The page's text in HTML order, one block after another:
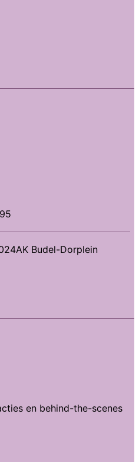
Budel-Dorplein
en behind-the-scenes